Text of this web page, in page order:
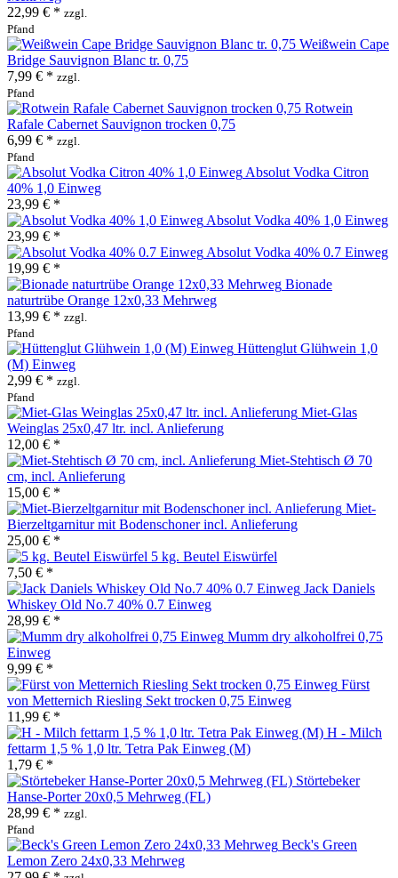
22,99 € * zzgl.
Pfand
Weißwein Cape
Bridge Sauvignon Blanc tr. 0,75
7,99 € * zzgl.
Pfand
Rotwein
Rafale Cabernet Sauvignon trocken 0,75
6,99 € * zzgl.
Pfand
Absolut Vodka Citron
40% 1,0 Einweg
23,99 € *
Absolut Vodka 40% 1,0 Einweg
23,99 € *
Absolut Vodka 40% 0.7 Einweg
19,99 € *
Bionade
naturtrübe Orange 12x0,33 Mehrweg
13,99 € * zzgl.
Pfand
Hüttenglut Glühwein 1,0
(M) Einweg
2,99 € * zzgl.
Pfand
Miet-Glas
Weinglas 25x0,47 ltr. incl. Anlieferung
12,00 € *
Miet-Stehtisch Ø 70
cm, incl. Anlieferung
15,00 € *
Miet-
Bierzeltgarnitur mit Bodenschoner incl. Anlieferung
25,00 € *
5 kg. Beutel Eiswürfel
7,50 € *
Jack Daniels
Whiskey Old No.7 40% 0.7 Einweg
28,99 € *
Mumm dry alkoholfrei 0,75
Einweg
9,99 € *
Fürst
von Metternich Riesling Sekt trocken 0,75 Einweg
11,99 € *
H - Milch
fettarm 1,5 % 1,0 ltr. Tetra Pak Einweg (M)
1,79 € *
Störtebeker
Hanse-Porter 20x0,5 Mehrweg (FL)
28,99 € * zzgl.
Pfand
Beck's Green
Lemon Zero 24x0,33 Mehrweg